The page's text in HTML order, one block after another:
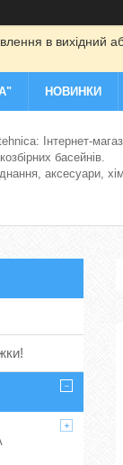
в вихідний
НОВИНКИ
Інтернет-
басейнів.
аксесуари,